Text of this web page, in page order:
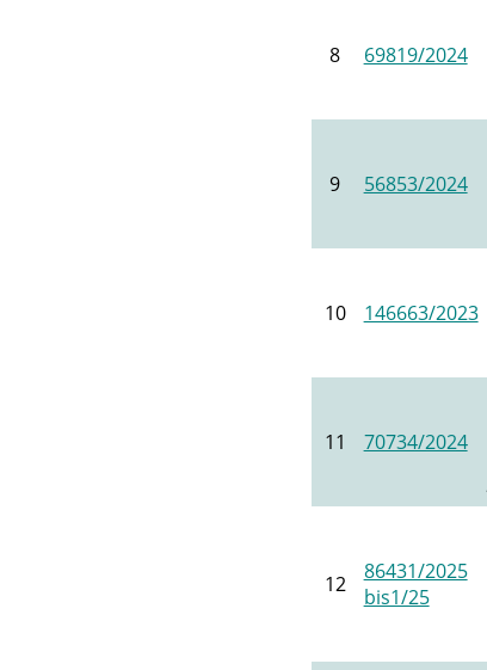
8 69819/2024
9 56853/2024
10 146663/2023
11 70734/2024
12
86431/2025
bis1/25